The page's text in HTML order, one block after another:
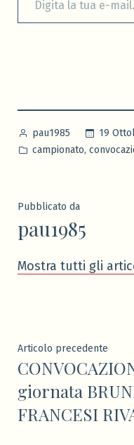
Pubblicato
da
pau1985
19
Pubblicato
campionato,
Pubblicato da
pau1985
Mostra tutti gli
Navigazione
articoli
Articolo precedente
giornata
FRANCESI